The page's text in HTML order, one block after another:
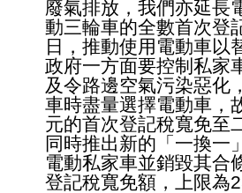
廢氣排放，我們亦延長
動三輪車的全數首次登
日，推動使用電動車以
政府一方面要控制私家
及令路邊空氣污染惡化
車時盡量選擇電動車，
元的首次登記稅寬免至
同時推出新的「一換一
電動私家車並銷毀其合
登記稅寬免額，上限為